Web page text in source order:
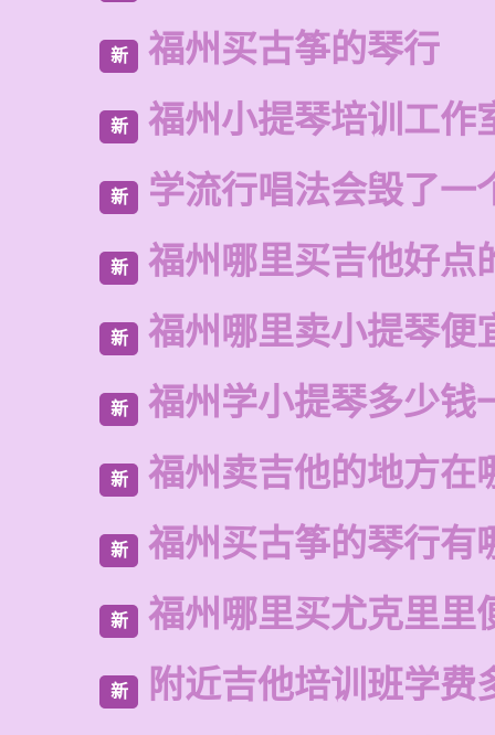
新 福州买古筝的琴行
新 福州小提琴培训工作
新 学流行唱法会毁了一
新 福州哪里买吉他好点
新 福州哪里卖小提琴便
新 福州学小提琴多少钱
新 福州卖吉他的地方在
新 福州买古筝的琴行有
新 福州哪里买尤克里里
新 附近吉他培训班学费